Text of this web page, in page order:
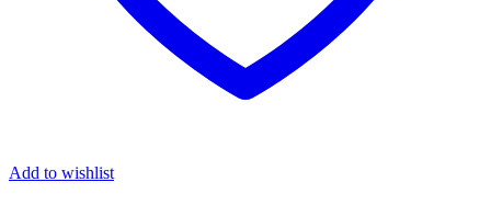
Add to wishlist